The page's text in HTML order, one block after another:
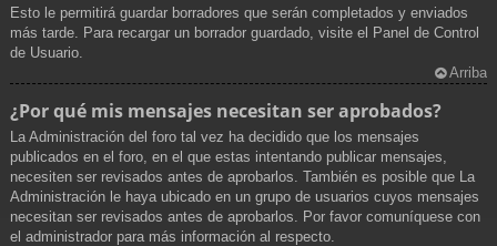
Esto le permitirá guardar borradores que serán completados y enviados
más tarde. Para recargar un borrador guardado, visite el Panel de Control
de Usuario.
Arriba
¿Por qué mis mensajes necesitan ser aprobados?
La Administración del foro tal vez ha decidido que los mensajes
publicados en el foro, en el que estas intentando publicar mensajes,
necesiten ser revisados antes de aprobarlos. También es posible que La
Administración le haya ubicado en un grupo de usuarios cuyos mensajes
necesitan ser revisados antes de aprobarlos. Por favor comuníquese con
el administrador para más información al respecto.